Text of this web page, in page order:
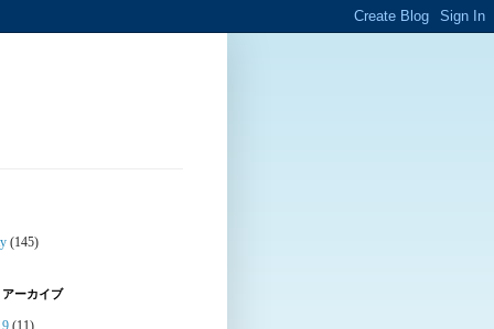
(145)
アーカイブ
(11)